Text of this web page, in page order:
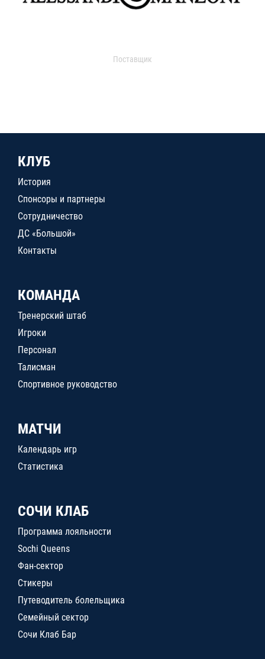
Поставщик
КЛУБ
История
Спонсоры и партнеры
Сотрудничество
ДС «Большой»
Контакты
КОМАНДА
Тренерский штаб
Игроки
Персонал
Талисман
Спортивное руководство
МАТЧИ
Календарь игр
Статистика
СОЧИ КЛАБ
Программа лояльности
Sochi Queens
Фан-сектор
Стикеры
Путеводитель болельщика
Семейный сектор
Сочи Клаб Бар